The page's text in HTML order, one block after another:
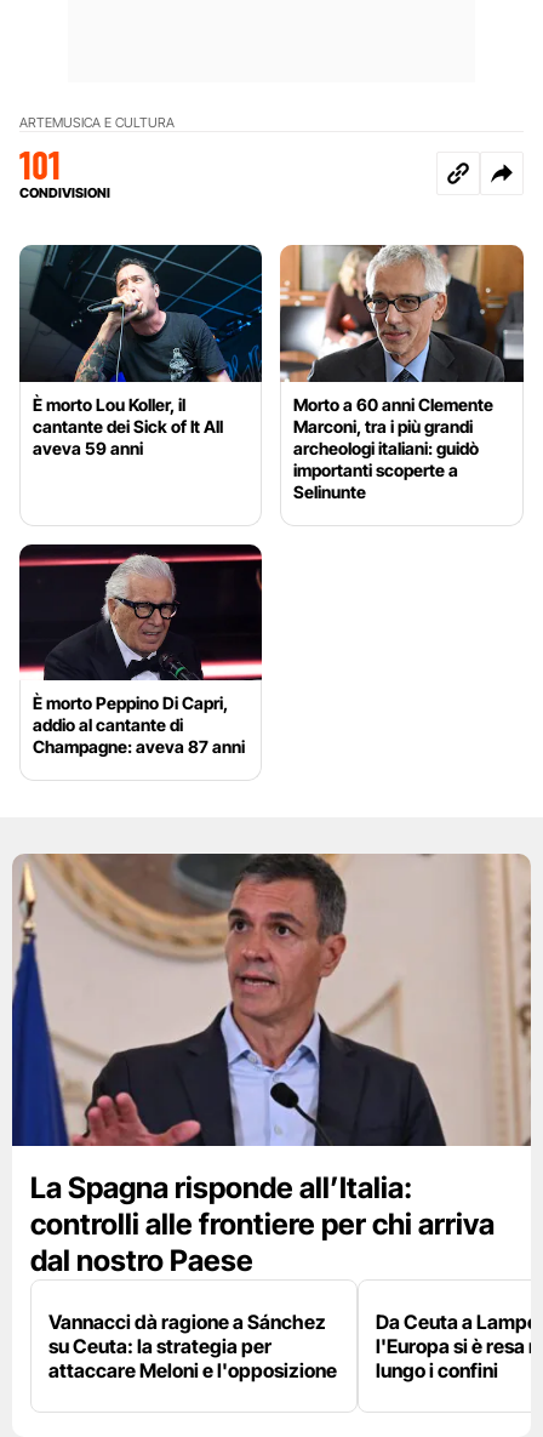
ARTEMUSICA E CULTURA
101
CONDIVISIONI
È morto Lou Koller, il
cantante dei Sick of It All
aveva 59 anni
Morto a 60 anni Clemente
Marconi, tra i più grandi
archeologi italiani: guidò
importanti scoperte a
Selinunte
È morto Peppino Di Capri,
addio al cantante di
Champagne: aveva 87 anni
La Spagna risponde all’Italia:
controlli alle frontiere per chi arriva
dal nostro Paese
Vannacci dà ragione a Sánchez
su Ceuta: la strategia per
attaccare Meloni e l'opposizione
Da Ceuta a
l'Europa si è resa
lungo i confini